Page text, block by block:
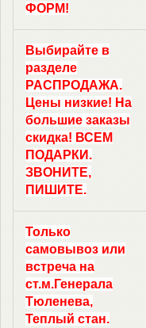
ФОРМ!
Выбирайте в
разделе
РАСПРОДАЖА.
Цены низкие! На
большие заказы
скидка! ВСЕМ
ПОДАРКИ.
ЗВОНИТЕ,
ПИШИТЕ.
Только
самовывоз или
встреча на
ст.м.Генерала
Тюленева,
Теплый стан.